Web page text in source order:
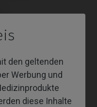
den geltenden
Werbung und
diese Inhalte